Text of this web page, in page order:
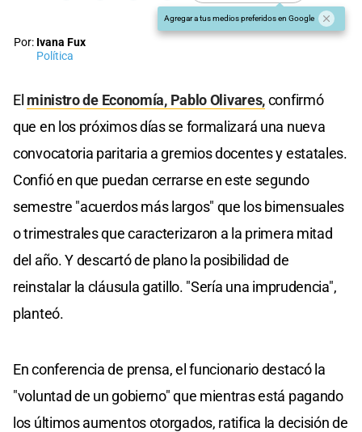
Agregar a tus medios preferidos en Google
Por: Ivana Fux
Política
El ministro de Economía, Pablo Olivares,confirmó
que en los próximos días se formalizará una nueva
convocatoria paritaria a gremios docentes y estatales.
Confió en que puedan cerrarse en este segundo
semestre "acuerdos más largos" que los bimensuales
o trimestrales que caracterizaron a la primera mitad
del año. Y descartó de plano la posibilidad de
reinstalar la cláusula gatillo. "Sería una imprudencia",
planteó.
En conferencia de prensa, el funcionario destacó la
"voluntad de un gobierno" que mientras está pagando
los últimos aumentos otorgados, ratifica la decisión de